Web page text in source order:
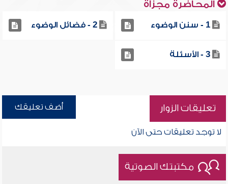
المحاضرة مجزأة
1 - سنن الوضوء 2 - فضائل الوضوء
3 - الأسئلة
تعليقات الزوار أضف تعليقك
لا توجد تعليقات حتى الآن
مكتبتك الصوتية